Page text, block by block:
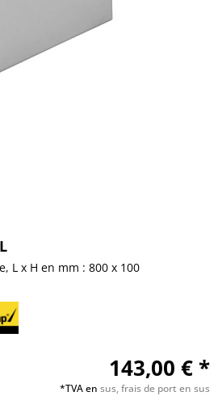
L x H en mm : 800 x 100
143,00 € *
*TVA en sus, frais de port en sus